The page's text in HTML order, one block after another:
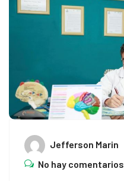
Jefferson Marin
No hay comentarios